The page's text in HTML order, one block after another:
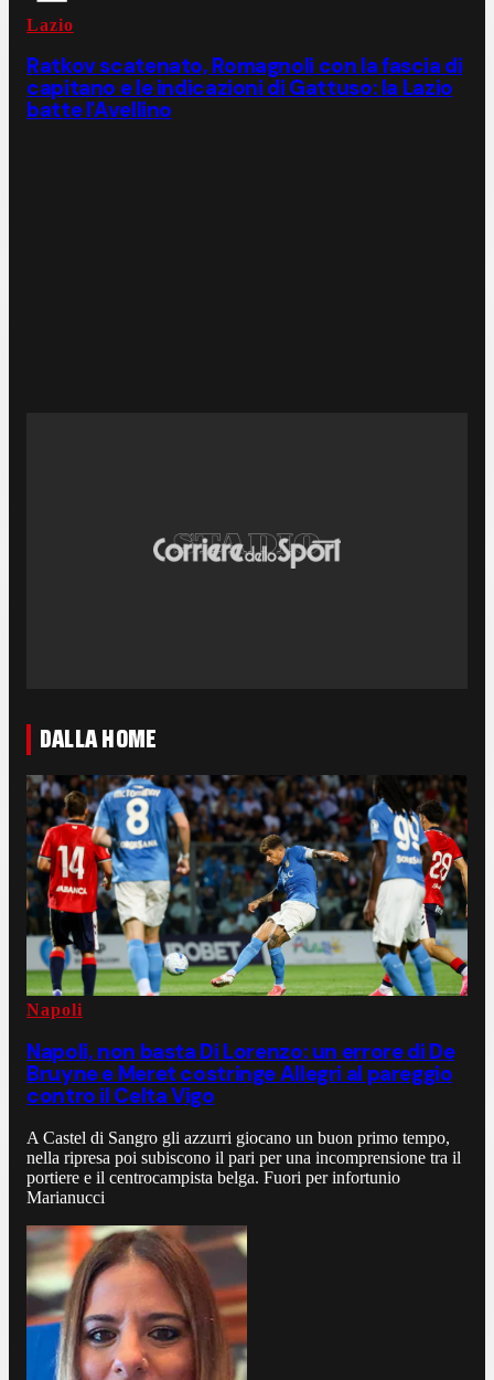
Lazio
Ratkov scatenato, Romagnoli con la fascia di
capitano e le indicazioni di Gattuso: la Lazio
batte l'Avellino
DALLA HOME
Napoli
Napoli, non basta Di Lorenzo: un errore di De
Bruyne e Meret costringe Allegri al pareggio
contro il Celta Vigo
A Castel di Sangro gli azzurri giocano un buon primo tempo,
nella ripresa poi subiscono il pari per una incomprensione tra il
portiere e il centrocampista belga. Fuori per infortunio
Marianucci